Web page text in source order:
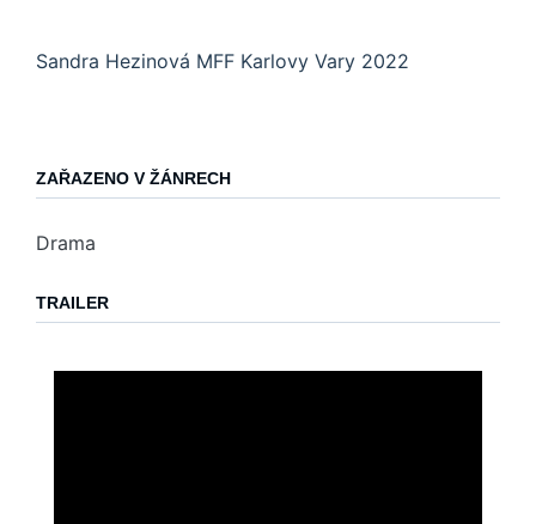
Sandra Hezinová MFF Karlovy Vary 2022
ZAŘAZENO V ŽÁNRECH
Drama
TRAILER